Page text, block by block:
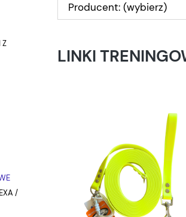
Z
/
Producent: (wybierz)
LINKI